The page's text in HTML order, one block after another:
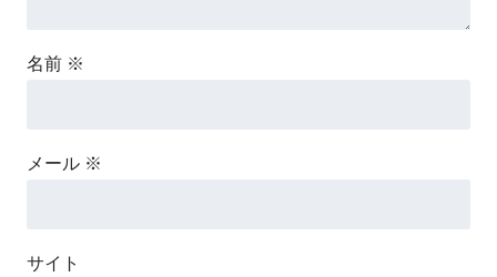
名前 ※
メール ※
サイト